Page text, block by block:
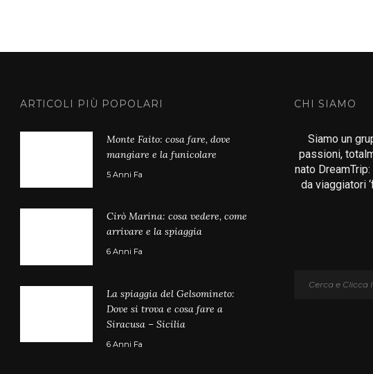
ARTICOLI PIÙ POPOLARI
Monte Faito: cosa fare, dove
mangiare e la funicolare
5 Anni Fa
Cirò Marina: cosa vedere, come
arrivare e la spiaggia
6 Anni Fa
La spiaggia del Gelsomineto:
Dove si trova e cosa fare a
Siracusa – Sicilia
6 Anni Fa
CHI SIAMO
Siamo un
passioni,
nato
da viaggiatori